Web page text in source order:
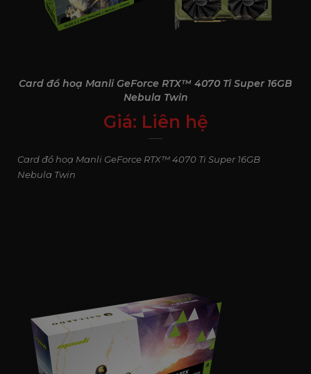
Card đồ hoạ Manli GeForce RTX™ 4070 Ti Super 16GB
Nebula Twin
Giá: Liên hệ
0₫
Card đồ hoạ Manli GeForce RTX™ 4070 Ti Super 16GB
Nebula Twin